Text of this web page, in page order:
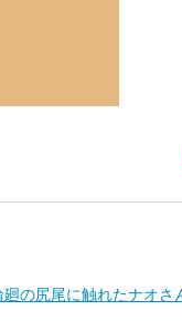
の尻尾に触れたナオ